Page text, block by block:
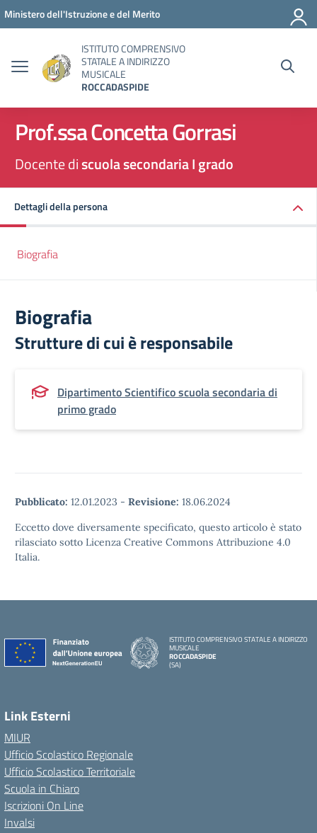
Vai ai contenuti
Vai al menu di navigazione
Vai al footer
Ministero dell'Istruzione e del Merito
ISTITUTO COMPRENSIVO
STATALE A INDIRIZZO
MUSICALE
ROCCADASPIDE
Prof.ssa Concetta Gorrasi
Docente discuola secondaria I grado
Dettagli della persona
Biografia
Biografia
Strutture di cui è responsabile
Dipartimento Scientifico scuola secondaria di
primo grado
Pubblicato: 12.01.2023 - Revisione: 18.06.2024
Eccetto dove diversamente specificato, questo articolo è stato
rilasciato sotto Licenza Creative Commons Attribuzione 4.0
Italia.
ISTITUTO COMPRENSIVO STATALE A INDIRIZZO
MUSICALE
ROCCADASPIDE
(SA)
Link Esterni
MIUR
Ufficio Scolastico Regionale
Ufficio Scolastico Territoriale
Scuola in Chiaro
Iscrizioni On Line
Invalsi